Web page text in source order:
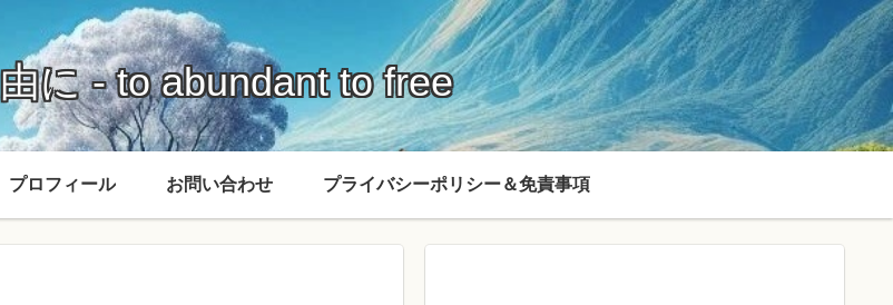
に - to abundant to free
プロフィール お問い合わせ プライバシーポリシー＆免責事項